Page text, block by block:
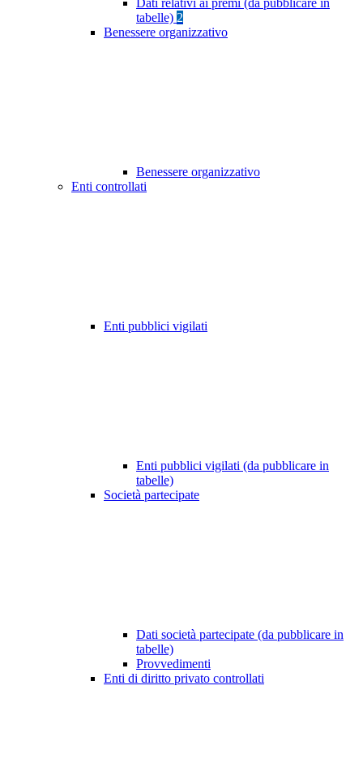
Dati relativi ai premi (da pubblicare in
tabelle) 2
Benessere organizzativo
Benessere organizzativo
Enti controllati
Enti pubblici vigilati
Enti pubblici vigilati (da pubblicare in
tabelle)
Società partecipate
Dati società partecipate (da pubblicare in
tabelle)
Provvedimenti
Enti di diritto privato controllati